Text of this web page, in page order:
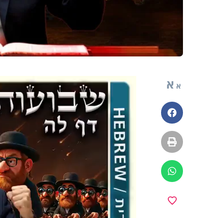
א א
פייסבוק
הדפסה
ווטסאפ